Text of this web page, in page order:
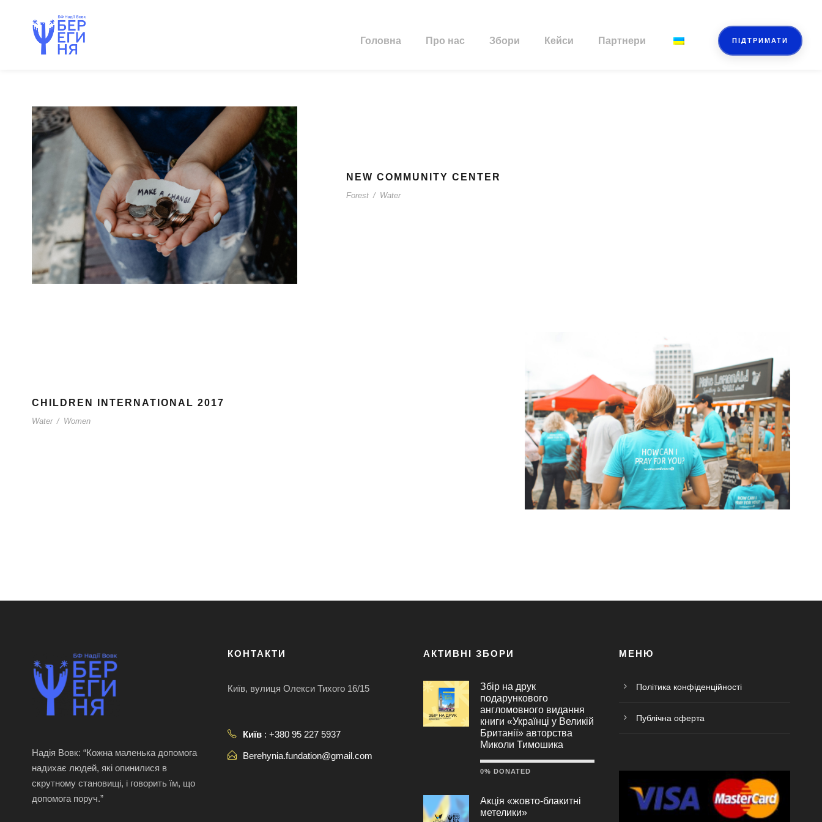
Головна Про нас Збори Кейси Партнери ПІДТРИМАТИ
NEW COMMUNITY CENTER
Forest / Water
CHILDREN INTERNATIONAL 2017
Water / Women
Надія Вовк: “Кожна маленька допомога
надихає людей, які опинилися в
скрутному становищі, і говорить їм, що
допомога поруч.”
КОНТАКТИ
Київ, вулиця Олекси Тихого 16/15
Київ : +380 95 227 5937
Berehynia.fundation@gmail.com
АКТИВНІ ЗБОРИ
Збір на друк
подарункового
англомовного видання
книги «Українці у Великій
Британії» авторства
Миколи Тимошика
0% DONATED
Акція «жовто-блакитні
метелики»
МЕНЮ
Політика конфіденційності
Публічна оферта